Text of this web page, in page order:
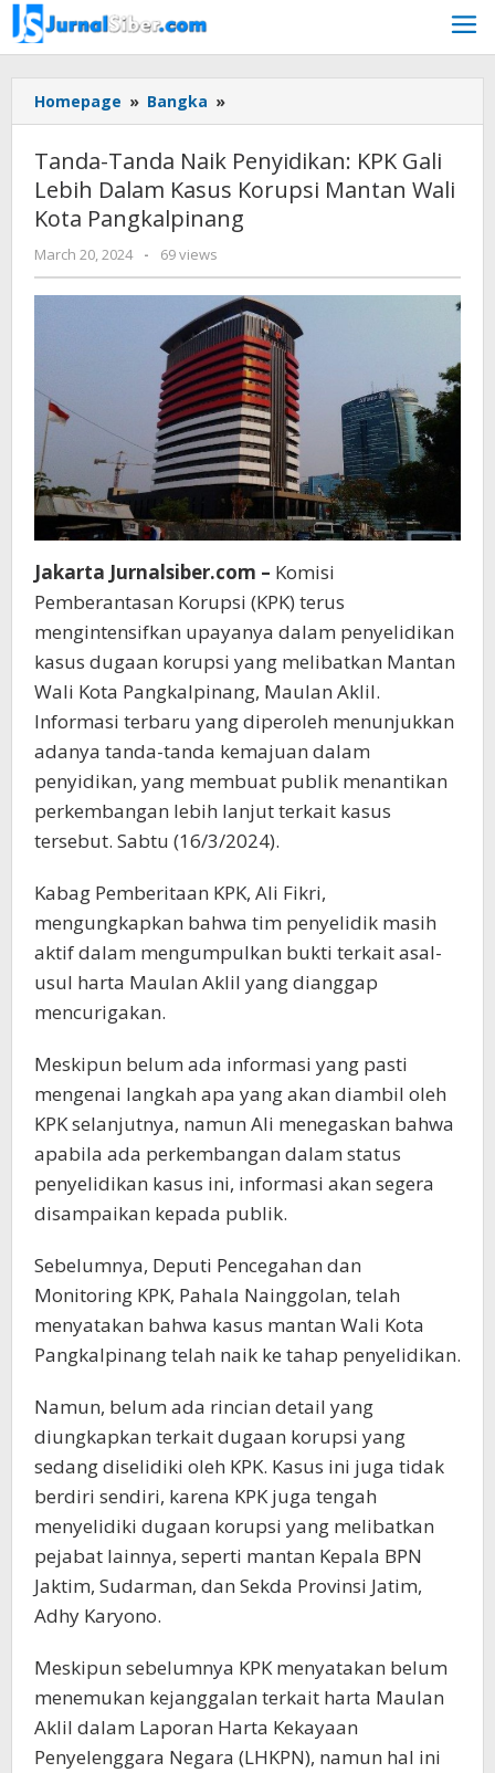
Skip
to
content
Homepage » Bangka »
Tanda
Penyidikan:
KPK
Gali
Lebih
Kasus
Korupsi
Mantan
Wali
Kota
Pangkalpinang
Tanda-Tanda Naik Penyidikan: KPK Gali
Lebih Dalam Kasus Korupsi Mantan Wali
Kota Pangkalpinang
March 20, 2024
by
Jurnalsiber
- 69 views
Jakarta Jurnalsiber.com – Komisi
Pemberantasan Korupsi (KPK) terus
mengintensifkan upayanya dalam penyelidikan
kasus dugaan korupsi yang melibatkan Mantan
Wali Kota Pangkalpinang, Maulan Aklil.
Informasi terbaru yang diperoleh menunjukkan
adanya tanda-tanda kemajuan dalam
penyidikan, yang membuat publik menantikan
perkembangan lebih lanjut terkait kasus
tersebut. Sabtu (16/3/2024).
Kabag Pemberitaan KPK, Ali Fikri,
mengungkapkan bahwa tim penyelidik masih
aktif dalam mengumpulkan bukti terkait asal-
usul harta Maulan Aklil yang dianggap
mencurigakan.
Meskipun belum ada informasi yang pasti
mengenai langkah apa yang akan diambil oleh
KPK selanjutnya, namun Ali menegaskan bahwa
apabila ada perkembangan dalam status
penyelidikan kasus ini, informasi akan segera
disampaikan kepada publik.
Sebelumnya, Deputi Pencegahan dan
Monitoring KPK, Pahala Nainggolan, telah
menyatakan bahwa kasus mantan Wali Kota
Pangkalpinang telah naik ke tahap penyelidikan.
Namun, belum ada rincian detail yang
diungkapkan terkait dugaan korupsi yang
sedang diselidiki oleh KPK. Kasus ini juga tidak
berdiri sendiri, karena KPK juga tengah
menyelidiki dugaan korupsi yang melibatkan
pejabat lainnya, seperti mantan Kepala BPN
Jaktim, Sudarman, dan Sekda Provinsi Jatim,
Adhy Karyono.
Meskipun sebelumnya KPK menyatakan belum
menemukan kejanggalan terkait harta Maulan
Aklil dalam Laporan Harta Kekayaan
Penyelenggara Negara (LHKPN), namun hal ini